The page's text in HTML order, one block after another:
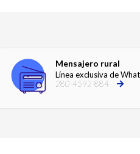
Mensajero rural
Línea exclusiva de
280-4592-884